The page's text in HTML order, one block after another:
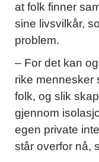
at folk finner
sine livsvilkår,
problem.
– For det kan
rike mennesker
folk, og slik
gjennom
egen private
står overfor nå,